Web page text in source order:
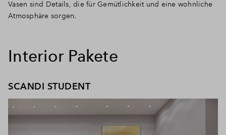
Vasen sind Details, die für Gemütlichkeit und eine wohnliche
Atmosphäre sorgen.
Interior Pakete
SCANDI STUDENT